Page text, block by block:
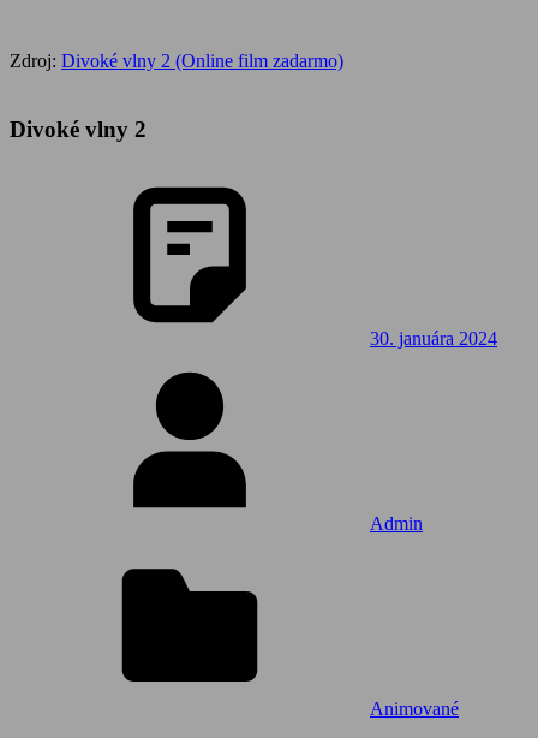
Zdroj: Divoké vlny 2 (Online film zadarmo)
Divoké vlny 2
30. januára 2024
Admin
Animované